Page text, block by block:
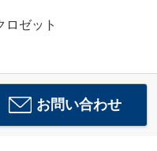
ロゼット
お問い合わせ